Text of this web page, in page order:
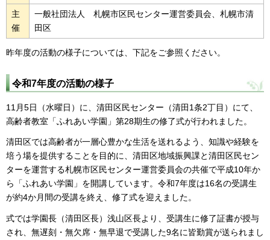
主
催
一般社団法人 札幌市区民センター運営委員会、札幌市清
田区
昨年度の活動の様子については、下記をご参照ください。
令和7年度の活動の様子
11月5日（水曜日）に、清田区民センター（清田1条2丁目）にて、
高齢者教室「ふれあい学園」第28期生の修了式が行われました。
清田区では高齢者が一層心豊かな生活を送れるよう、知識や経験を
培う場を提供することを目的に、清田区地域振興課と清田区民セン
ターを運営する札幌市区民センター運営委員会の共催で平成10年か
ら「ふれあい学園」を開講しています。令和7年度は16名の受講生
が約4か月間の受講を終え、修了式を迎えました。
式では学園長（清田区長）浅山区長より、受講生に修了証書が授与
され、無遅刻・無欠席・無早退で受講した9名に皆勤賞が送られまし